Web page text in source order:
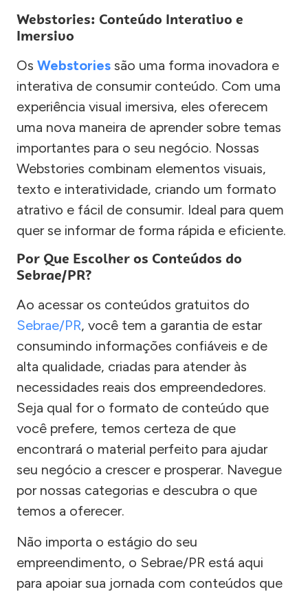
Webstories: Conteúdo Interativo e
Imersivo
Os Webstories são uma forma inovadora e
interativa de consumir conteúdo. Com uma
experiência visual imersiva, eles oferecem
uma nova maneira de aprender sobre temas
importantes para o seu negócio. Nossas
Webstories combinam elementos visuais,
texto e interatividade, criando um formato
atrativo e fácil de consumir. Ideal para quem
quer se informar de forma rápida e eficiente.
Por Que Escolher os Conteúdos do
Sebrae/PR?
Ao acessar os conteúdos gratuitos do
Sebrae/PR, você tem a garantia de estar
consumindo informações confiáveis e de
alta qualidade, criadas para atender às
necessidades reais dos empreendedores.
Seja qual for o formato de conteúdo que
você prefere, temos certeza de que
encontrará o material perfeito para ajudar
seu negócio a crescer e prosperar. Navegue
por nossas categorias e descubra o que
temos a oferecer.
Não importa o estágio do seu
empreendimento, o Sebrae/PR está aqui
para apoiar sua jornada com conteúdos que